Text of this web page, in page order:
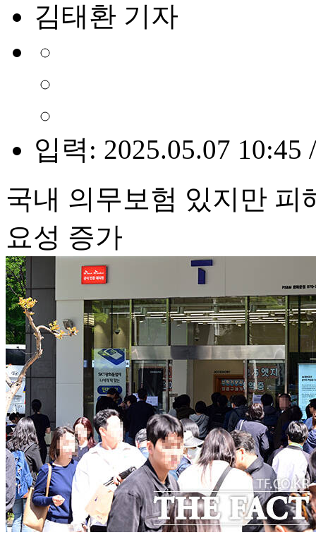
김태환 기자
입력: 2025.05.07 10:45
국내 의무보험 있지만
요성 증가